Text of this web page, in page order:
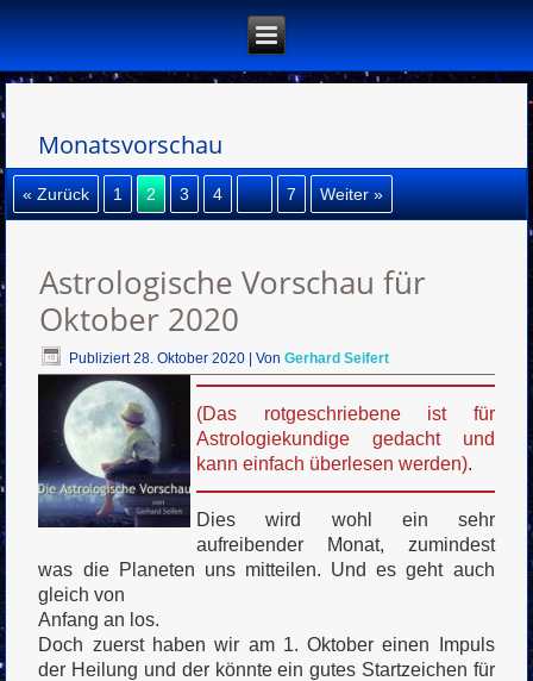
Monatsvorschau
« Zurück 1 2 3 4 … 7 Weiter »
Astrologische Vorschau für
Oktober 2020
Publiziert 28. Oktober 2020 |Von Gerhard Seifert
(Das rotgeschriebene ist für
Astrologiekundige gedacht und
kann einfach überlesen werden).
Dies wird wohl ein sehr
aufreibender Monat, zumindest
was die Planeten uns mitteilen. Und es geht auch
gleich von
Anfang an los.
Doch zuerst haben wir am 1. Oktober einen Impuls
der Heilung und der könnte ein gutes Startzeichen für